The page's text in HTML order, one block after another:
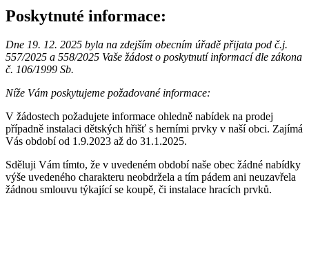
Poskytnuté informace:
Dne 19. 12. 2025 byla na zdejším obecním úřadě přijata pod č.j.
557/2025 a 558/2025 Vaše žádost o poskytnutí informací dle zákona
č. 106/1999 Sb.
Níže Vám poskytujeme požadované informace:
V žádostech požadujete informace ohledně nabídek na prodej
případně instalaci dětských hřišť s herními prvky v naší obci. Zajímá
Vás období od 1.9.2023 až do 31.1.2025.
Sděluji Vám tímto, že v uvedeném období naše obec žádné nabídky
výše uvedeného charakteru neobdržela a tím pádem ani neuzavřela
žádnou smlouvu týkající se koupě, či instalace hracích prvků.